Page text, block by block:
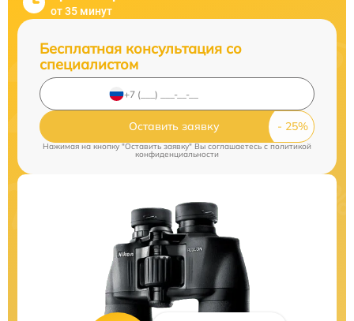
от 35 минут
Бесплатная консультация со
специалистом
Оставить заявку
Нажимая на кнопку "Оставить заявку" Вы соглашаетесь cполитикой
конфиденциальности